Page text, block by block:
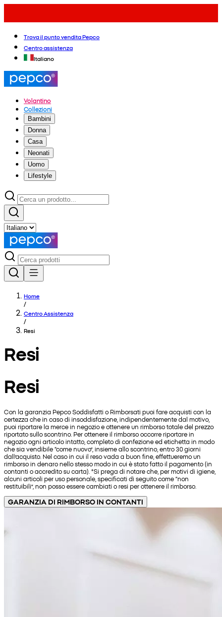
Trova il punto vendita Pepco
Centro assistenza
Italiano
Volantino
Collezioni
Bambini
Donna
Casa
Neonati
Uomo
Lifestyle
Home
/
Centro Assistenza
/
Resi
Resi
Resi
Con la garanzia Pepco Soddisfatti o Rimborsati puoi fare acquisti con la
certezza che in caso di insoddisfazione, indipendentemente dal motivo,
puoi riportare la merce in negozio e ottenere un rimborso totale del prezzo
riportato sullo scontrino. Per ottenere il rimborso occorre riportare in
negozio ogni articolo intatto, completo di confezione ed etichetta in modo
che sia vendibile “come nuovo”, insieme allo scontrino, entro 30 giorni
dall’acquisto. Nel caso in cui il reso vada a buon fine, effettueremo un
rimborso in denaro nello stesso modo in cui è stato fatto il pagamento (in
contanti o accredito su carta). *Si prega di notare che, per motivi di igiene,
alcuni articoli per uso personale, specificati di seguito come “non
restituibili”, non posso essere cambiati o resi per ottenere il rimborso.
GARANZIA DI RIMBORSO IN CONTANTI